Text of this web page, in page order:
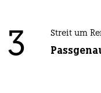
3 Streit um